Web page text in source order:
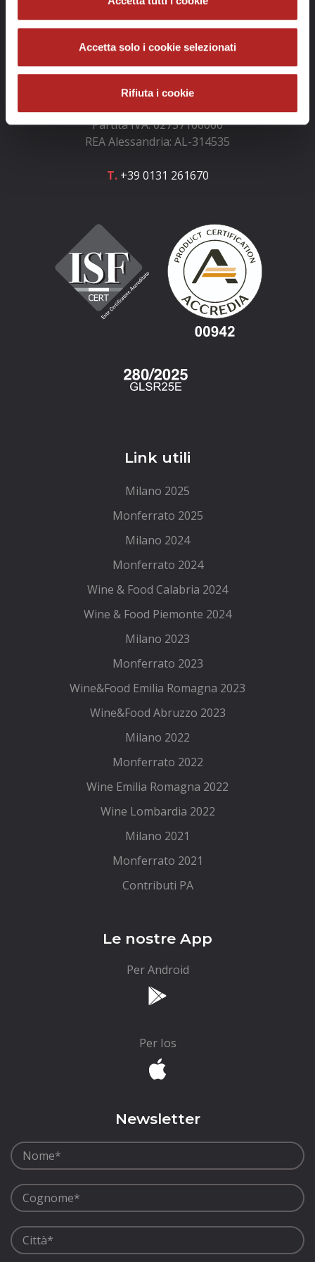
Accetta solo i cookie selezionati
Rifiuta i cookie
Info e contatti
GOLOSARIO e GOLOSARIA S.r.l.
Partita IVA: 02757160060
REA Alessandria: AL-314535
T.+39 0131 261670
Link utili
Milano 2025
Monferrato 2025
Milano 2024
Monferrato 2024
Wine & Food Calabria 2024
Wine & Food Piemonte 2024
Milano 2023
Monferrato 2023
Wine&Food Emilia Romagna 2023
Wine&Food Abruzzo 2023
Milano 2022
Monferrato 2022
Wine Emilia Romagna 2022
Wine Lombardia 2022
Milano 2021
Monferrato 2021
Contributi PA
Le nostre App
Per Android
Per Ios
Newsletter